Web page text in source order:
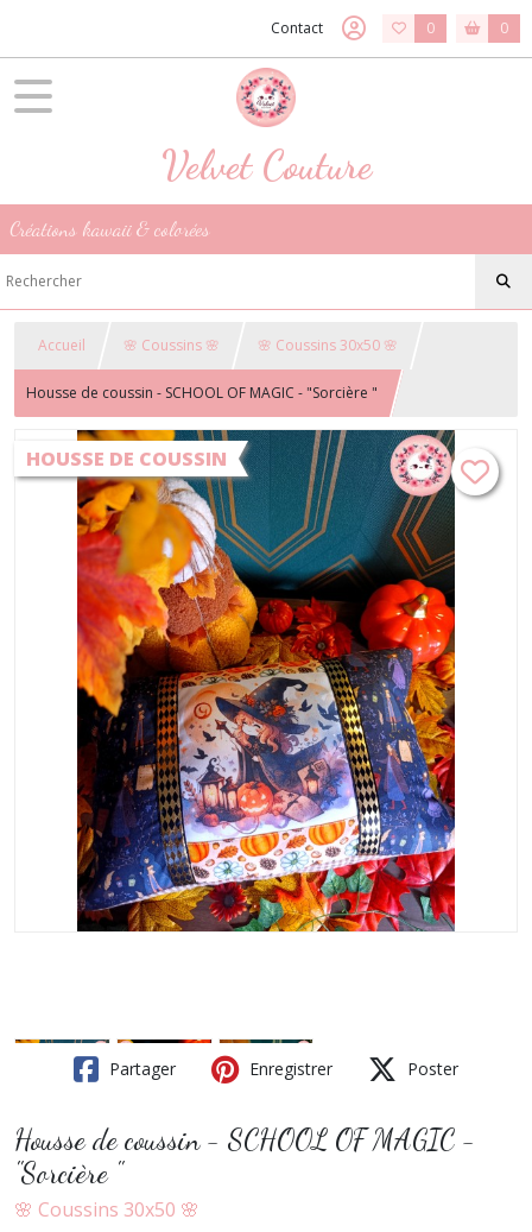
Contact 0 0
Velvet Couture
Créations kawaii & colorées
Accueil 🌸 Coussins 🌸 🌸 Coussins 30x50 🌸
Housse de coussin - SCHOOL OF MAGIC - "Sorcière "
HOUSSE DE COUSSIN
Partager Enregistrer Poster
Housse de coussin - SCHOOL OF MAGIC -
"Sorcière "
🌸 Coussins 30x50 🌸